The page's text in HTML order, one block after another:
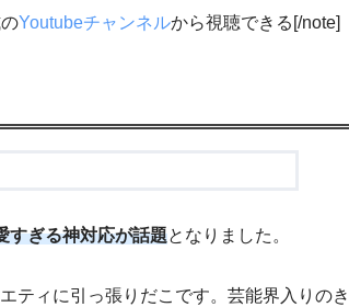
Youtubeチャンネルから視聴できる[/note]
すぎる神対応が話題となりました。
ティに引っ張りだこです。芸能界入りのき